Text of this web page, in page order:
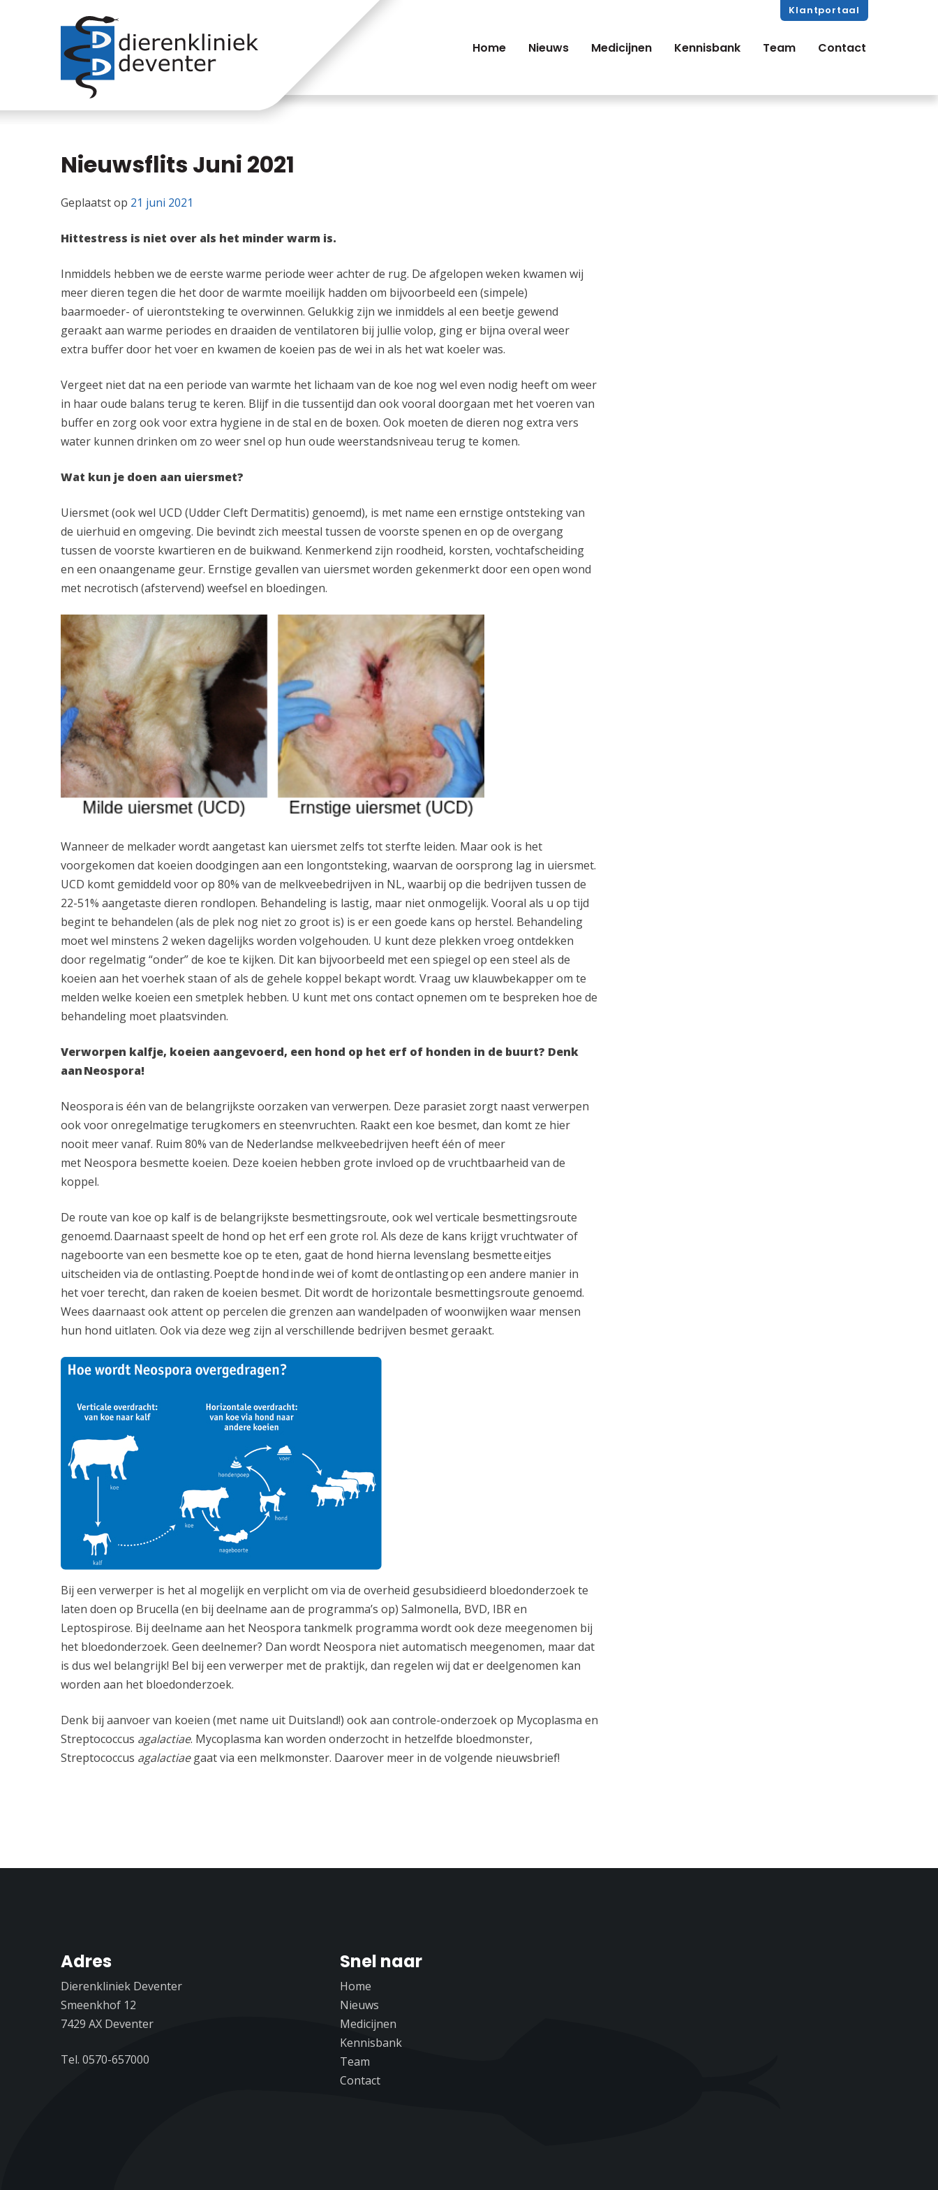
Klantportaal
Home Nieuws Medicijnen Kennisbank Team Contact
Nieuwsflits Juni 2021
Geplaatst op 21 juni 2021
Hittestress is niet over als het minder warm is.
Inmiddels hebben we de eerste warme periode weer achter de rug. De afgelopen weken kwamen wij
meer dieren tegen die het door de warmte moeilijk hadden om bijvoorbeeld een (simpele)
baarmoeder- of uierontsteking te overwinnen. Gelukkig zijn we inmiddels al een beetje gewend
geraakt aan warme periodes en draaiden de ventilatoren bij jullie volop, ging er bijna overal weer
extra buffer door het voer en kwamen de koeien pas de wei in als het wat koeler was.
Vergeet niet dat na een periode van warmte het lichaam van de koe nog wel even nodig heeft om weer
in haar oude balans terug te keren. Blijf in die tussentijd dan ook vooral doorgaan met het voeren van
buffer en zorg ook voor extra hygiene in de stal en de boxen. Ook moeten de dieren nog extra vers
water kunnen drinken om zo weer snel op hun oude weerstandsniveau terug te komen.
Wat kun je doen aan uiersmet?
Uiersmet (ook wel UCD (Udder Cleft Dermatitis) genoemd), is met name een ernstige ontsteking van
de uierhuid en omgeving. Die bevindt zich meestal tussen de voorste spenen en op de overgang
tussen de voorste kwartieren en de buikwand. Kenmerkend zijn roodheid, korsten, vochtafscheiding
en een onaangename geur. Ernstige gevallen van uiersmet worden gekenmerkt door een open wond
met necrotisch (afstervend) weefsel en bloedingen.
Wanneer de melkader wordt aangetast kan uiersmet zelfs tot sterfte leiden. Maar ook is het
voorgekomen dat koeien doodgingen aan een longontsteking, waarvan de oorsprong lag in uiersmet.
UCD komt gemiddeld voor op 80% van de melkveebedrijven in NL, waarbij op die bedrijven tussen de
22-51% aangetaste dieren rondlopen. Behandeling is lastig, maar niet onmogelijk. Vooral als u op tijd
begint te behandelen (als de plek nog niet zo groot is) is er een goede kans op herstel. Behandeling
moet wel minstens 2 weken dagelijks worden volgehouden. U kunt deze plekken vroeg ontdekken
door regelmatig “onder” de koe te kijken. Dit kan bijvoorbeeld met een spiegel op een steel als de
koeien aan het voerhek staan of als de gehele koppel bekapt wordt. Vraag uw klauwbekapper om te
melden welke koeien een smetplek hebben. U kunt met ons contact opnemen om te bespreken hoe de
behandeling moet plaatsvinden.
Verworpen kalfje, koeien aangevoerd, een hond op het erf of honden in de buurt? Denk
aan Neospora!
Neospora is één van de belangrijkste oorzaken van verwerpen. Deze parasiet zorgt naast verwerpen
ook voor onregelmatige terugkomers en steenvruchten. Raakt een koe besmet, dan komt ze hier
nooit meer vanaf. Ruim 80% van de Nederlandse melkveebedrijven heeft één of meer
met Neospora besmette koeien. Deze koeien hebben grote invloed op de vruchtbaarheid van de
koppel.
De route van koe op kalf is de belangrijkste besmettingsroute, ook wel verticale besmettingsroute
genoemd. Daarnaast speelt de hond op het erf een grote rol. Als deze de kans krijgt vruchtwater of
nageboorte van een besmette koe op te eten, gaat de hond hierna levenslang besmette eitjes
uitscheiden via de ontlasting. Poept de hond in de wei of komt de ontlasting op een andere manier in
het voer terecht, dan raken de koeien besmet. Dit wordt de horizontale besmettingsroute genoemd.
Wees daarnaast ook attent op percelen die grenzen aan wandelpaden of woonwijken waar mensen
hun hond uitlaten. Ook via deze weg zijn al verschillende bedrijven besmet geraakt.
Bij een verwerper is het al mogelijk en verplicht om via de overheid gesubsidieerd bloedonderzoek te
laten doen op Brucella (en bij deelname aan de programma’s op) Salmonella, BVD, IBR en
Leptospirose. Bij deelname aan het Neospora tankmelk programma wordt ook deze meegenomen bij
het bloedonderzoek. Geen deelnemer? Dan wordt Neospora niet automatisch meegenomen, maar dat
is dus wel belangrijk! Bel bij een verwerper met de praktijk, dan regelen wij dat er deelgenomen kan
worden aan het bloedonderzoek.
Denk bij aanvoer van koeien (met name uit Duitsland!) ook aan controle-onderzoek op Mycoplasma en
Streptococcus agalactiae. Mycoplasma kan worden onderzocht in hetzelfde bloedmonster,
Streptococcus agalactiaegaat via een melkmonster. Daarover meer in de volgende nieuwsbrief!
Adres
Dierenkliniek Deventer
Smeenkhof 12
7429 AX Deventer
Tel. 0570-657000
Snel naar
Home
Nieuws
Medicijnen
Kennisbank
Team
Contact